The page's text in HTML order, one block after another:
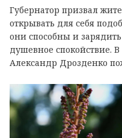
Губернатор призвал
открывать для себя
они способны и
душевное спокойствие.
Александр Дрозденко